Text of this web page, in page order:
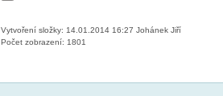
Vytvoření složky: 14.01.2014 16:27 Johánek Jiří
Počet zobrazení: 1801